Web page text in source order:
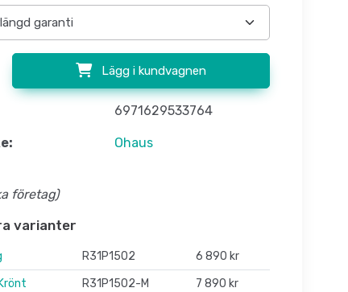
Lägg i kundvagnen
6971629533764
Ohaus
företag)
varianter
R31P1502
6 890 kr
R31P1502-M
7 890 kr